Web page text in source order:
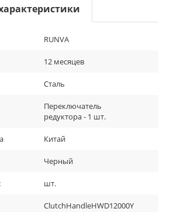
RUNVA
12 месяцев
Сталь
Переключатель
редуктора - 1 шт.
Китай
Черный
шт.
ClutchHandleHWD12000Y